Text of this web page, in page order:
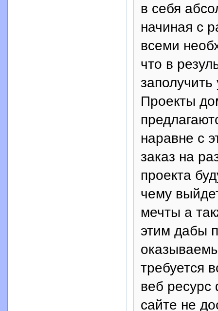
в себя
начиная с
всеми
что в
Проекты
наравне с
заказ на
проекта
чему
мечты а
этим дабы
требуется
веб
сайте не